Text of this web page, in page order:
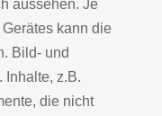
aussehen. Je
kann die
Bild- und
Inhalte, z.B.
die nicht